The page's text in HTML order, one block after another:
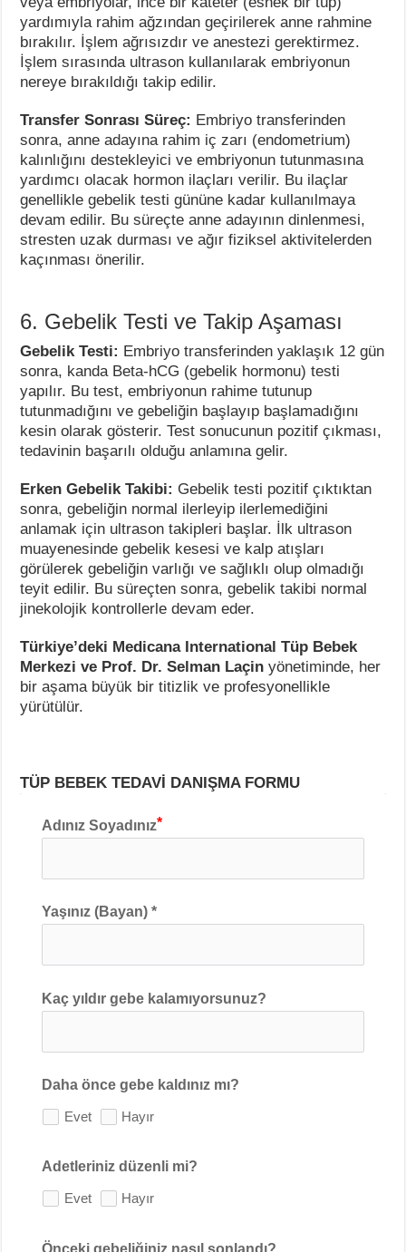
yardımıyla rahim ağzından geçirilerek anne rahmine
bırakılır. İşlem ağrısızdır ve anestezi gerektirmez.
İşlem sırasında ultrason kullanılarak embriyonun
nereye bırakıldığı takip edilir.
Transfer Sonrası Süreç: Embriyo transferinden
sonra, anne adayına rahim iç zarı (endometrium)
kalınlığını destekleyici ve embriyonun tutunmasına
yardımcı olacak hormon ilaçları verilir. Bu ilaçlar
genellikle gebelik testi gününe kadar kullanılmaya
devam edilir. Bu süreçte anne adayının dinlenmesi,
stresten uzak durması ve ağır fiziksel aktivitelerden
kaçınması önerilir.
6. Gebelik Testi ve Takip Aşaması
Gebelik Testi: Embriyo transferinden yaklaşık 12 gün
sonra, kanda Beta-hCG (gebelik hormonu) testi
yapılır. Bu test, embriyonun rahime tutunup
tutunmadığını ve gebeliğin başlayıp başlamadığını
kesin olarak gösterir. Test sonucunun pozitif çıkması,
tedavinin başarılı olduğu anlamına gelir.
Erken Gebelik Takibi: Gebelik testi pozitif çıktıktan
sonra, gebeliğin normal ilerleyip ilerlemediğini
anlamak için ultrason takipleri başlar. İlk ultrason
muayenesinde gebelik kesesi ve kalp atışları
görülerek gebeliğin varlığı ve sağlıklı olup olmadığı
teyit edilir. Bu süreçten sonra, gebelik takibi normal
jinekolojik kontrollerle devam eder.
Türkiye’deki Medicana International Tüp Bebek
Merkezi ve Prof. Dr. Selman Laçin yönetiminde, her
bir aşama büyük bir titizlik ve profesyonellikle
yürütülür.
TÜP BEBEK TEDAVİ DANIŞMA FORMU
Adınız Soyadınız
Yaşınız (Bayan) *
Kaç yıldır gebe kalamıyorsunuz?
Daha önce gebe kaldınız mı?
Evet Hayır
Adetleriniz düzenli mi?
Evet Hayır
Önceki gebeliğiniz nasıl sonlandı?